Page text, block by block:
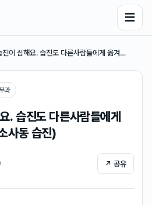
☰
진이 심해요. 습진도 다른사람들에게 옮겨…
과
. 습진도 다른사람들에게
사동 습진)
↗ 공유